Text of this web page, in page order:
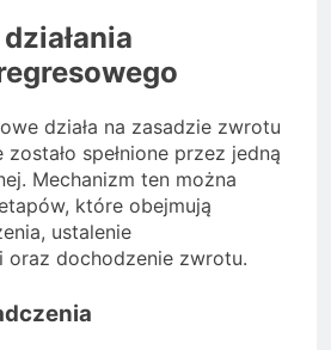
działa na zasadzie zwrotu
spełnione przez jedną
Mechanizm ten można
które obejmują
ustalenie
oraz dochodzenie zwrotu.